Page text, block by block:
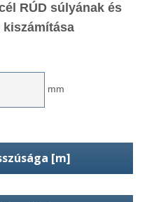
RÚD súlyának és
kiszámítása
mm
[m]